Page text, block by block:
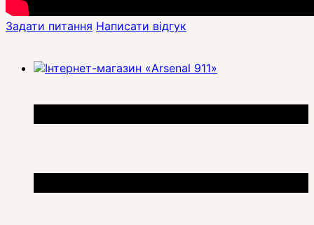
Задати питання Написати відгук